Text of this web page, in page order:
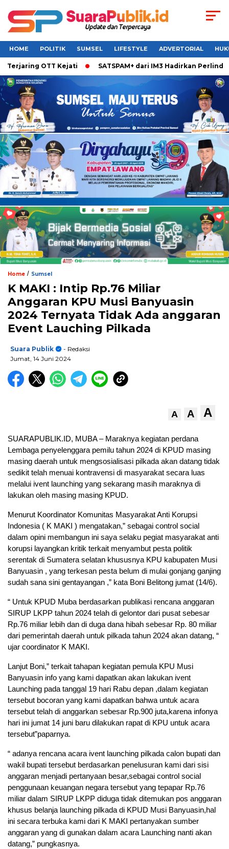
HOME POLITIK SUMSEL LIFESTYLE ADVERTORIAL
OTT Kejati SATSPAM+ dari IM3 Hadirkan
Home / Sumsel
K MAKI : Intip Rp.76 Miliar
Anggaran KPU Musi Banyuasin
2024 Ternyata Tidak Ada anggaran
Event Lauching Pilkada
Suara Publik
- Redaksi
Jumat, 14 Juni 2024
A A A
SUARAPUBLIK.ID, MUBA – Maraknya kegiatan perdana
Lembaga penyelenggara pemilu tahun 2024 di KPUD masing
masing daerah untuk mengsosialisasi pilkada akan datang tidak
sedikit telah menuai kontravensi di masyarakat secara luas
melalui ivent launching yang sekarang masih maraknya di
lakukan oleh masing masing KPUD.
Menurut Koordinator Komunitas Masyarakat Anti Korupsi
Indonesia ( K MAKI ) mengatakan,” sebagai control social
dalam opini membangun ini saya selaku pegiat masyarakat anti
korupsi layangkan kritik terkait menyambut pesta politik
serentak di Sumatera selatan khususnya KPU kabupaten Musi
Banyuasin , yang terkesan pesta belum di mulai gonjang ganjing
sudah sana sini gentayangan ,” kata Boni Belitong jumat (14/6).
“ Untuk KPUD Muba berdasarkan publikasi rencana anggaran
SIRUP LKPP tahun 2024 telah di gelontor dari pusat sebesar
Rp.76 miliar lebih dan di duga dana hibah sebesar Rp. 80 miliar
dari pemerintah daerah untuk pilkada tahun 2024 akan datang, “
ujar coordinator K MAKI.
Lanjut Boni,” terkait tahapan kegiatan pemula KPU Musi
Banyuasin info yang kami dapatkan akan lakukan ivent
Launching pada tanggal 19 hari Rabu depan ,dalam kegiatan
tersebut bocoran yang kami dapatkan bahwa untuk acara
tersebut telah di anggarkan sebesar Rp.900 juta,karena infonya
hari ini jumat 14 juni baru dilakukan rapat di KPU untuk acara
tersebut”paparnya.
“ adanya rencana acara ivent launching pilkada calon bupati dan
wakil bupati tersebut berdasarkan penelusuran kami dari sisi
anggaran menjadi pertanyaan besar,sebagai control social
penggunaan keuangan negara tersebut yang tepapar Rp.76
miliar dalam SIRUP LKPP diduga tidak ditemukan pos anggaran
khusus belanja launching pilkada di KPUD Musi Banyuasin,hal
ini secara terbuka kami dari K MAKI pertanyakan sumber
anggaran yang di gunakan dalam acara Launching nanti akan
datang,” pungkasnya.